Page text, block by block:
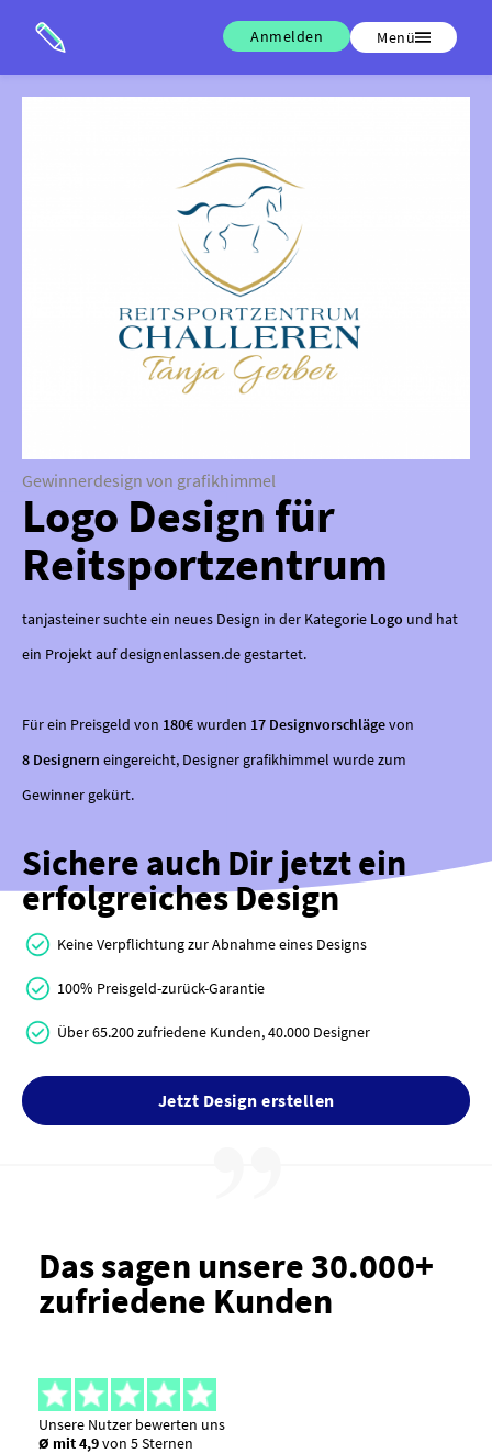
Anmelden Menü
Gewinnerdesign von grafikhimmel
Logo Design für
Reitsportzentrum
tanjasteiner suchte ein neues Design in der Kategorie Logo und hat
ein Projekt auf designenlassen.de gestartet.
Für ein Preisgeld von 180€wurden 17 Designvorschlägevon
8 Designern eingereicht, Designer grafikhimmel wurde zum
Gewinner gekürt.
Sichere auch Dir jetzt ein
erfolgreiches Design
Keine Verpflichtung zur Abnahme eines Designs
100% Preisgeld-zurück-Garantie
Über 65.200 zufriedene Kunden, 40.000 Designer
Jetzt Design erstellen
Das sagen unsere 30.000+
zufriedene Kunden
Unsere Nutzer bewerten uns
Ø mit 4,9von 5 Sternen